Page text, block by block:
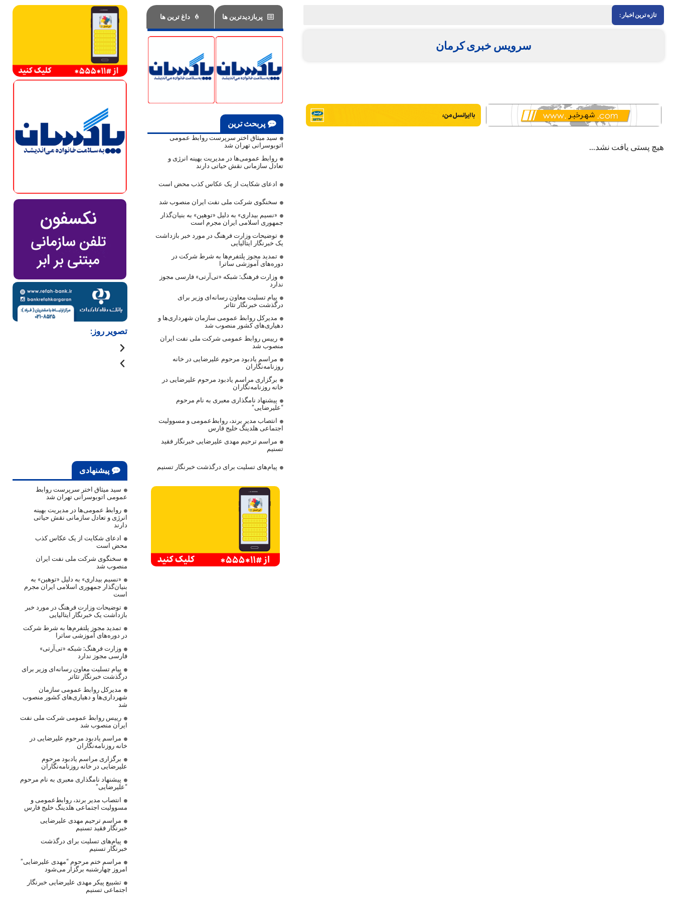
تازه ترین اخبار :
سرویس خبری کرمان
هیچ پستی یافت نشد...
پربازدیدترین ها داغ ترین ها
پربحث ترین
سید میثاق اختر سرپرست روابط عمومی
اتوبوسرانی تهران شد
روابط عمومی‌ها در مدیریت بهینه انرژی و
تعادل سازمانی نقش حیاتی دارند
ادعای شکایت از یک عکاس کذب محض است
سخنگوی شرکت ملی نفت ایران منصوب شد
«نسیم بیداری» به دلیل «توهین» به بنیان‌گذار
جمهوری اسلامی ایران مجرم است
توضیحات وزارت فرهنگ در مورد خبر بازداشت
یک خبرنگار ایتالیایی
تمدید مجوز پلتفرم‌ها به شرط شرکت در
دوره‌های آموزشی ساترا
وزارت فرهنگ: شبکه «تی‌آرتی» فارسی مجوز
ندارد
پیام تسلیت معاون رسانه‌ای وزیر برای
درگذشت خبرنگار تئاتر
مدیرکل روابط عمومی سازمان شهرداری‌ها و
دهیاری‌های کشور منصوب شد
رییس روابط عمومی شرکت ملی نفت ایران
منصوب شد
مراسم یادبود مرحوم علیرضایی در خانه
روزنامه‌نگاران
برگزاری مراسم یادبود مرحوم علیرضایی در
خانه روزنامه‌نگاران
پیشنهاد نامگذاری معبری به نام مرحوم
“علیرضایی”
انتصاب مدیر برند، روابط‌عمومی و مسوولیت
اجتماعی هلدینگ خلیج فارس
مراسم ترحیم مهدی علیرضایی خبرنگار فقید
تسنیم
پیام‌های تسلیت برای درگذشت خبرنگار تسنیم
تصویر روز:
پیشنهادی
سید میثاق اختر سرپرست روابط
عمومی اتوبوسرانی تهران شد
روابط عمومی‌ها در مدیریت بهینه
انرژی و تعادل سازمانی نقش حیاتی
دارند
ادعای شکایت از یک عکاس کذب
محض است
سخنگوی شرکت ملی نفت ایران
منصوب شد
«نسیم بیداری» به دلیل «توهین» به
بنیان‌گذار جمهوری اسلامی ایران مجرم
است
توضیحات وزارت فرهنگ در مورد خبر
بازداشت یک خبرنگار ایتالیایی
تمدید مجوز پلتفرم‌ها به شرط شرکت
در دوره‌های آموزشی ساترا
وزارت فرهنگ: شبکه «تی‌آرتی»
فارسی مجوز ندارد
پیام تسلیت معاون رسانه‌ای وزیر برای
درگذشت خبرنگار تئاتر
مدیرکل روابط عمومی سازمان
شهرداری‌ها و دهیاری‌های کشور منصوب
شد
رییس روابط عمومی شرکت ملی نفت
ایران منصوب شد
مراسم یادبود مرحوم علیرضایی در
خانه روزنامه‌نگاران
برگزاری مراسم یادبود مرحوم
علیرضایی در خانه روزنامه‌نگاران
پیشنهاد نامگذاری معبری به نام مرحوم
“علیرضایی”
انتصاب مدیر برند، روابط‌عمومی و
مسوولیت اجتماعی هلدینگ خلیج فارس
مراسم ترحیم مهدی علیرضایی
خبرنگار فقید تسنیم
پیام‌های تسلیت برای درگذشت
خبرنگار تسنیم
مراسم ختم مرحوم “مهدی علیرضایی”
امروز چهارشنبه برگزار می‌شود
تشییع پیکر مهدی علیرضایی خبرنگار
اجتماعی تسنیم